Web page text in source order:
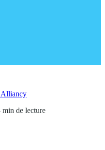
Alliancy
min de lecture